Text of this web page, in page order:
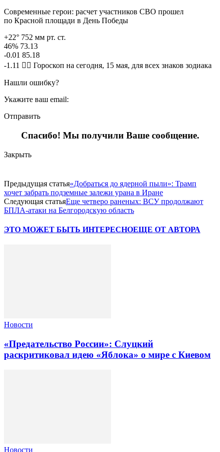
Современные герои: расчет участников СВО прошел
по Красной площади в День Победы
+22° 752 мм рт. ст.
46% 73.13
-0.01 85.18
-1.11 🧙‍♀ Гороскоп на сегодня, 15 мая, для всех знаков зодиака
Нашли ошибку?
Укажите ваш email:
Отправить
Спасибо! Мы получили Ваше сообщение.
Закрыть
Предыдущая статья«Добраться до ядерной пыли»: Трамп
хочет забрать подземные залежи урана в Иране
Следующая статьяЕще четверо раненых: ВСУ продолжают
БПЛА-атаки на Белгородскую область
ЭТО МОЖЕТ БЫТЬ ИНТЕРЕСНОЕЩЕ ОТ АВТОРА
Новости
«Предательство России»: Слуцкий
раскритиковал идею «Яблока» о мире с Киевом
Новости